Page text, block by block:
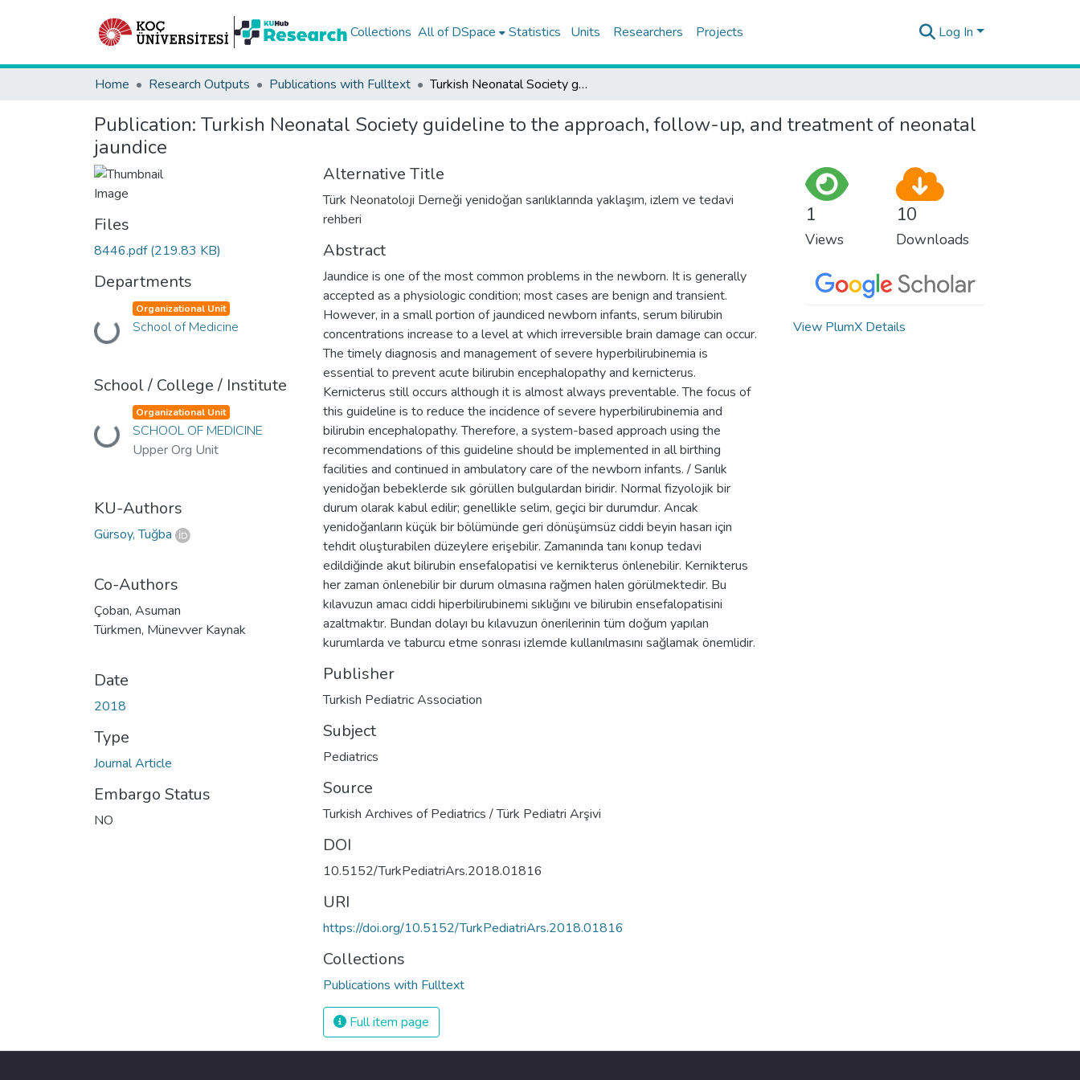
Collections All of DSpace Statistics Units Researchers Projects Log In
Home Research Outputs Publications with Fulltext Turkish Neonatal Society guideline to the approach, follow-up, and treatment of neonatal jaundice
Publication: Turkish Neonatal Society guideline to the approach, follow-up, and treatment of neonatal
jaundice
Files
8446.pdf(219.83 KB)
Departments
Loading...
Organizational Unit
School of Medicine
School / College / Institute
Loading...
Organizational Unit
SCHOOL OF MEDICINE
Upper Org Unit
KU-Authors
Gürsoy, Tuğba
Co-Authors
Çoban, Asuman
Türkmen, Münevver Kaynak
Date
2018
Type
Journal Article
Embargo Status
NO
Alternative Title
Türk Neonatoloji Derneği yenidoğan sarılıklarında yaklaşım, izlem ve tedavi
rehberi
Abstract
Jaundice is one of the most common problems in the newborn. It is generally
accepted as a physiologic condition; most cases are benign and transient.
However, in a small portion of jaundiced newborn infants, serum bilirubin
concentrations increase to a level at which irreversible brain damage can occur.
The timely diagnosis and management of severe hyperbilirubinemia is
essential to prevent acute bilirubin encephalopathy and kernicterus.
Kernicterus still occurs although it is almost always preventable. The focus of
this guideline is to reduce the incidence of severe hyperbilirubinemia and
bilirubin encephalopathy. Therefore, a system-based approach using the
recommendations of this guideline should be implemented in all birthing
facilities and continued in ambulatory care of the newborn infants. / Sarılık
yenidoğan bebeklerde sık görüllen bulgulardan biridir. Normal fizyolojik bir
durum olarak kabul edilir; genellikle selim, geçici bir durumdur. Ancak
yenidoğanların küçük bir bölümünde geri dönüşümsüz ciddi beyin hasarı için
tehdit oluşturabilen düzeylere erişebilir. Zamanında tanı konup tedavi
edildiğinde akut bilirubin ensefalopatisi ve kernikterus önlenebilir. Kernikterus
her zaman önlenebilir bir durum olmasına rağmen halen görülmektedir. Bu
kılavuzun amacı ciddi hiperbilirubinemi sıklığını ve bilirubin ensefalopatisini
azaltmaktır. Bundan dolayı bu kılavuzun önerilerinin tüm doğum yapılan
kurumlarda ve taburcu etme sonrası izlemde kullanılmasını sağlamak önemlidir.
Publisher
Turkish Pediatric Association
Subject
Pediatrics
Source
Turkish Archives of Pediatrics / Türk Pediatri Arşivi
DOI
10.5152/TurkPediatriArs.2018.01816
URI
https://doi.org/10.5152/TurkPediatriArs.2018.01816
Collections
Publications with Fulltext
Full item page
1
Views
10
Downloads
View PlumX Details